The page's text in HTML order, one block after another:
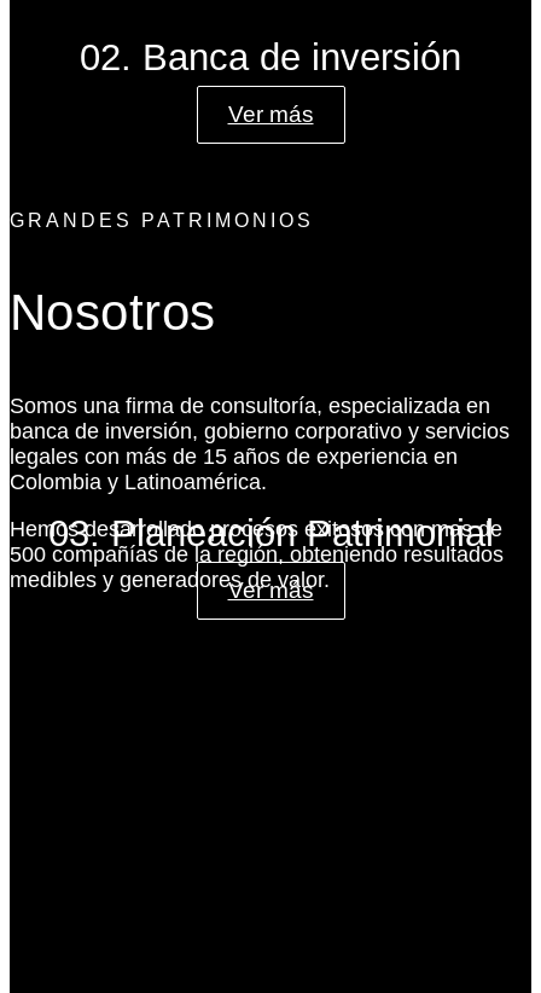
02. Banca de inversión
Ver más
03. Planeación Patrimonial
Ver más
GRANDES PATRIMONIOS
Nosotros
Somos una firma de consultoría, especializada en
banca de inversión, gobierno corporativo y servicios
legales con más de 15 años de experiencia en
Colombia y Latinoamérica.
Hemos desarrollado procesos exitosos con mas de
500 compañías de la región, obteniendo resultados
medibles y generadores de valor.